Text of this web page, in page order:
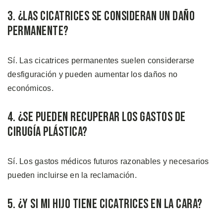
3. ¿Las Cicatrices se Consideran un Daño
Permanente?
Sí. Las cicatrices permanentes suelen considerarse
desfiguración y pueden aumentar los daños no
económicos.
4. ¿Se Pueden Recuperar los Gastos de
Cirugía Plástica?
Sí. Los gastos médicos futuros razonables y necesarios
pueden incluirse en la reclamación.
5. ¿Y si mi Hijo Tiene Cicatrices en la Cara?